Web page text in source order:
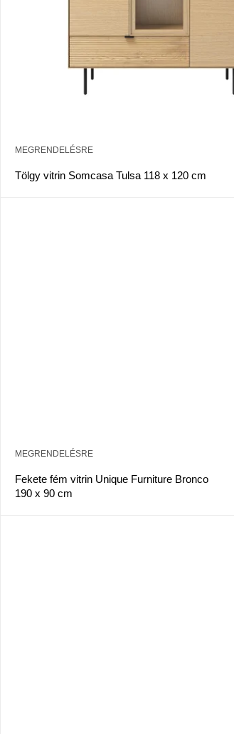
Tölgy vitrin Somcasa Tulsa 118 x 120 cm
MEGRENDELÉSRE
Fekete fém vitrin Unique Furniture Bronco
190 x 90 cm
MEGRENDELÉSRE